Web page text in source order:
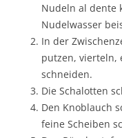
Nudeln al dente
Nudelwasser
In der
putzen, vierteln,
schneiden.
Die Schalotten
Den Knoblauch
feine Scheiben